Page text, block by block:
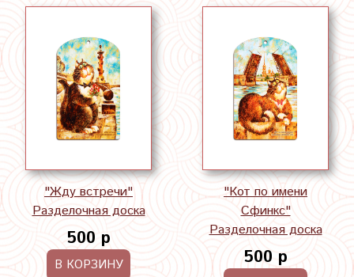
"Жду встречи"
Разделочная доска
500 р
В КОРЗИНУ
"Кот по имени
Сфинкс"
Разделочная доска
500 р